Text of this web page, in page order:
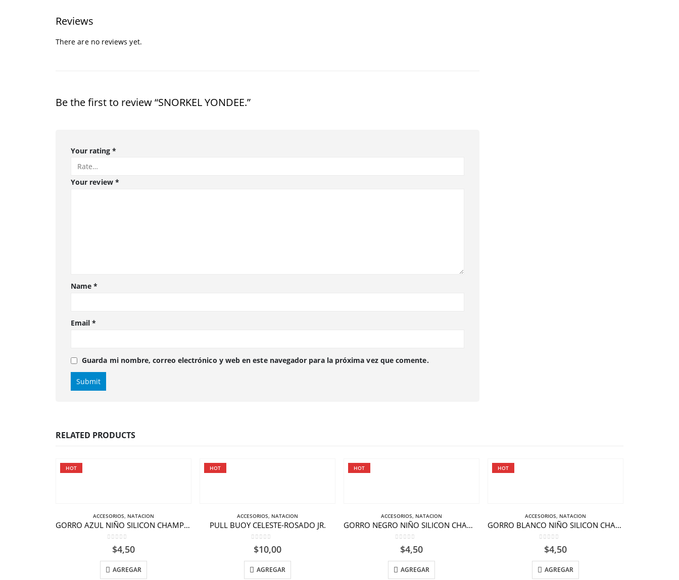
Reviews
There are no reviews yet.
Be the first to review “SNORKEL YONDEE.”
Your rating *
Your review *
Name*
Email*
Guarda mi nombre, correo electrónico y web en este navegador para la próxima vez que comente.
RELATED PRODUCTS
HOT
ACCESORIOS, NATACION
GORRO AZUL NIÑO SILICON CHAMPION
out of 5
$4,50
AGREGAR
HOT
ACCESORIOS, NATACION
PULL BUOY CELESTE-ROSADO JR.
out of 5
$10,00
AGREGAR
HOT
ACCESORIOS, NATACION
GORRO NEGRO NIÑO SILICON CHAMPION
out of 5
$4,50
AGREGAR
HOT
ACCESORIOS, NATACION
GORRO BLANCO NIÑO SILICON CHAMPION
out of 5
$4,50
AGREGAR